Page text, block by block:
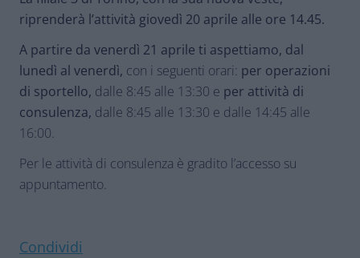
riprenderà l’attività giovedì 20 aprile alle ore 14.45.
A partire da venerdì 21 aprile ti aspettiamo, dal
lunedì al venerdì, con i seguenti orari: per operazioni
di sportello, dalle 8:45 alle 13:30 e per attività di
consulenza, dalle 8:45 alle 13:30 e dalle 14:45 alle
16:00.
Per le attività di consulenza è gradito l’accesso su
appuntamento.
Condividi